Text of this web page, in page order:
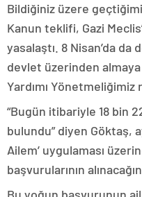
Bildiğiniz üzere
Kanun teklifi, Gazi
yasalaştı. 8 Nisan’da da
devlet üzerinden
Yardımı Yönetmeliğimiz
“Bugün itibariyle 18 bin
bulundu” diyen Göktaş,
Ailem’ uygulaması
başvurularının